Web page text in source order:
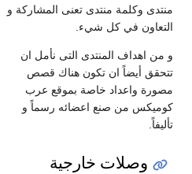
منتدى وكلمة منتدى تعنى المشاركة و
التعاون في كل شيء.
و من اهداف المنتدى التى نأمل ان
تتحقق أيضاً ان تكون هناك قصص
مصورة واعداد خاصة بموقع عرب
كوميكس من صنع اعضائه رسماً و
تأليفاً.
وصلات خارجية